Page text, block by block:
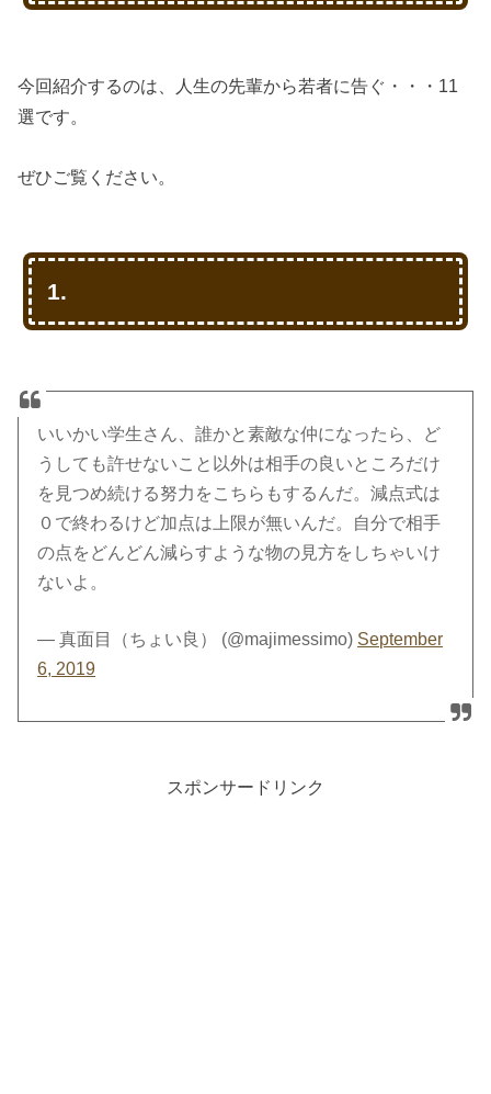
今回紹介するのは、人生の先輩から若者に告ぐ・・・11
選です。
ぜひご覧ください。
1.
いいかい学生さん、誰かと素敵な仲になったら、ど
うしても許せないこと以外は相手の良いところだけ
を見つめ続ける努力をこちらもするんだ。減点式は
０で終わるけど加点は上限が無いんだ。自分で相手
の点をどんどん減らすような物の見方をしちゃいけ
ないよ。
— 真面目（ちょい良） (@majimessimo) September
6, 2019
スポンサードリンク